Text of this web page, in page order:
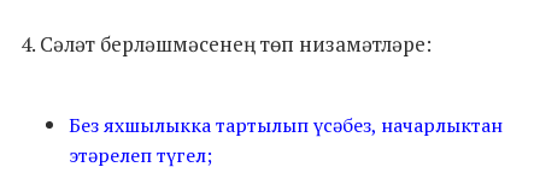
4. Сәләт берләшмәсенең төп низамәтләре:
Без яхшылыкка тартылып үсәбез, начарлыктан
этәрелеп түгел;